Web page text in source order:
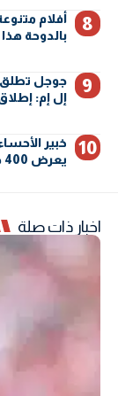
أفلام
بالدوحة هذا
جوجل تطلق
إل إم:
خبير
يعرض 400 صنف ويصعد ريادة المملكة.
اخبار ذات صلة